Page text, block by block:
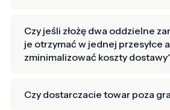
Czy jeśli złożę dwa oddzielne
je otrzymać w jednej przesyłce
zminimalizować koszty
Czy dostarczacie towar poza